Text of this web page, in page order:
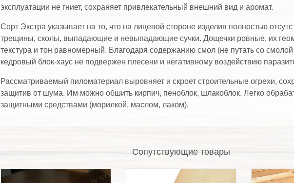
эксплуатации не гниет, сохраняет привлекательный внешний вид и аромат.
Сорт Экстра указывает на то, что на лицевой стороне изделия полностью
трещины, сколы, выпадающие и невыпадающие сучки. Дощечки ровные, их
текстура и тон равномерный. Благодаря содержанию смол (не путать со
кедровый блок-хаус не подвержен плесени и негативному воздействию
Рассматриваемый пиломатериал выровняет и скроет строительные огрехи,
защитив от шума. Им можно обшить кирпич, пеноблок, шлакоблок. Легко
защитными средствами (морилкой, маслом, лаком).
Сопутствующие товары